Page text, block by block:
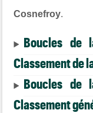
Cosnefroy.
Boucles de
Classement de
Boucles de
Classement